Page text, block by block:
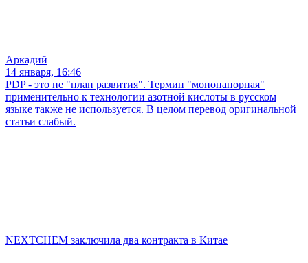
Аркадий
14 января, 16:46
PDP - это не "план развития". Термин "мононапорная"
применительно к технологии азотной кислоты в русском
языке также не используется. В целом перевод оригинальной
статьи слабый.
NEXTCHEM заключила два контракта в Китае